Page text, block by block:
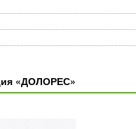
«ДОЛОРЕС»